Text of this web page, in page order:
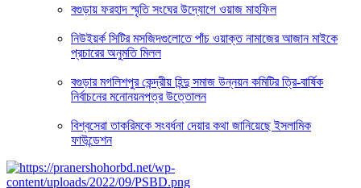
বগুড়ায় ফরহাদ স্মৃতি সংঘের উদ্যোগে ওয়াজ মাহফিল
নিউইয়র্ক সিটির মসজিদগুলোতে পাঁচ ওয়াক্ত নামাজের আজান মাইকে
প্রচারের অনুমতি মিলল
বগুড়ার মগলিশপুর কেন্দ্রীয় হিন্দু সমাজ উন্নয়ন কমিটির ত্রি-বার্ষিক
নির্বাচনের মনোনয়নপত্র উত্তোলন
বিশ্বসেরা তাকরিমকে সংবর্ধনা দেয়ার কথা জানিয়েছে ইসলামিক
ফাউন্ডেশন